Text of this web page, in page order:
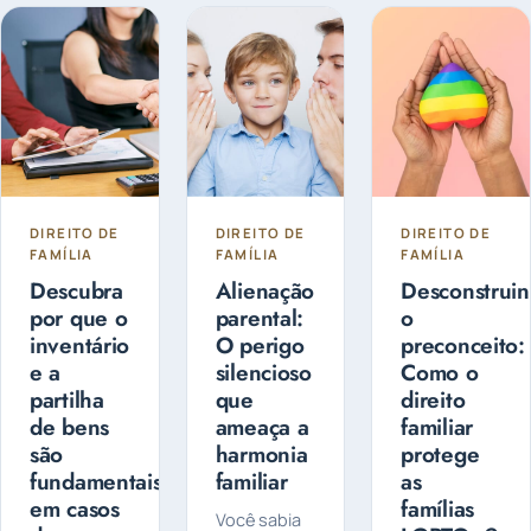
lo, de forma
a fazer o
planejamento
sucessório.
Entenda as
diferenças
entre
Guarda
Compartilhada
ou Guarda
Exclusiva
DIREITO DE
FAMÍLIA
Descubra
por que o
inventário
e a
partilha
de bens
são
fundamentais
em casos
DIREITO DE
FAMÍLIA
Alienação
parental:
O perigo
silencioso
que
ameaça a
harmonia
familiar
Você sabia
DIREITO DE
FAMÍLIA
o
preconceito:
Como o
direito
familiar
protege
as
famílias